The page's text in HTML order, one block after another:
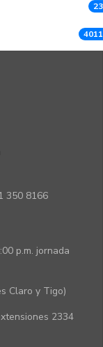
350 8166
p.m. jornada
Claro y Tigo)
2334